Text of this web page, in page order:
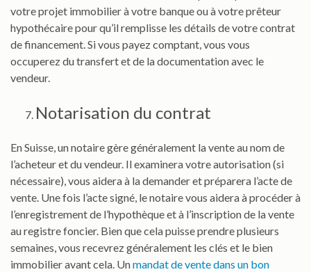
votre projet immobilier à votre banque ou à votre prêteur
hypothécaire pour qu’il remplisse les détails de votre contrat
de financement. Si vous payez comptant, vous vous
occuperez du transfert et de la documentation avec le
vendeur.
Notarisation du contrat
En Suisse, un notaire gère généralement la vente au nom de
l’acheteur et du vendeur. Il examinera votre autorisation (si
nécessaire), vous aidera à la demander et préparera l’acte de
vente. Une fois l’acte signé, le notaire vous aidera à procéder à
l’enregistrement de l’hypothèque et à l’inscription de la vente
au registre foncier. Bien que cela puisse prendre plusieurs
semaines, vous recevrez généralement les clés et le bien
immobilier avant cela. Unmandat de vente dans un bon